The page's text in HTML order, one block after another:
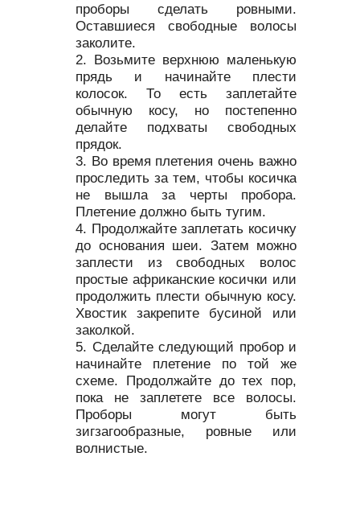
проборы сделать ровными.
Оставшиеся свободные волосы
заколите.
Возьмите верхнюю маленькую
прядь и начинайте плести
колосок. То есть заплетайте
обычную косу, но постепенно
делайте подхваты свободных
прядок.
Во время плетения очень важно
проследить за тем, чтобы косичка
не вышла за черты пробора.
Плетение должно быть тугим.
Продолжайте заплетать косичку
до основания шеи. Затем можно
заплести из свободных волос
простые африканские косички или
продолжить плести обычную косу.
Хвостик закрепите бусиной или
заколкой.
Сделайте следующий пробор и
начинайте плетение по той же
схеме. Продолжайте до тех пор,
пока не заплетете все волосы.
Проборы могут быть
зигзагообразные, ровные или
волнистые.